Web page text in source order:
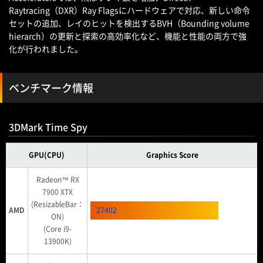
Raytracing（DXR）Ray Flagsにハードウェアで対応、新しい命令
セットの追加、レイのヒットを検出するBVH（Bounding volume
hierarch）の更新と探索の高効率化など、機能と性能の両方で強
化が行われました。
ベンチマーク情報
3DMark Time Spy
GPU(CPU) Graphics Score
AMD
Radeon™ RX
7900 XTX
(ResizableBar：
ON)
(Core i9-
13900K)
27402